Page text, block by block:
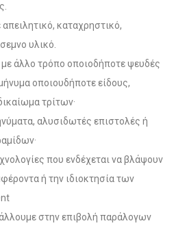
καταχρηστικό,
υλικό.
με άλλο τρόπο οποιοδήποτε ψευδές
οποιουδήποτε είδους,
τρίτων·
αλυσιδωτές επιστολές ή
που ενδέχεται να βλάψουν
ή την ιδιοκτησία των
στην επιβολή παράλογων